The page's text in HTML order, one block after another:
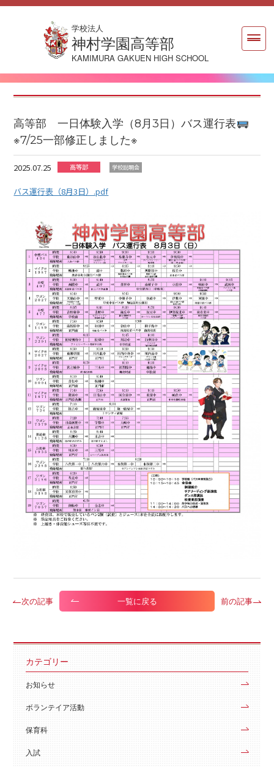
学校法人
神村学園高等部
KAMIMURA GAKUEN HIGH SCHOOL
高等部 一日体験入学（8月3日）バス運行表
※7/25一部修正しました※
2025.07.25 高等部 学校説明会
バス運行表（8月3日）.pdf
次の記事 一覧に戻る 前の記事
カテゴリー
お知らせ
ボランテイア活動
保育科
入試